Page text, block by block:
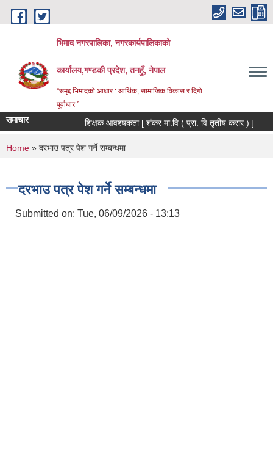
Skip to main content
भिमाद नगरपालिका, नगरकार्यपालिकाको
कार्यालय,गण्डकी प्रदेश, तनहुँ, नेपाल
“समृद्द भिमादको आधार : आर्थिक, सामाजिक विकास र दिगो
पूर्वाधार ”
समाचार शिक्षक आवश्यकता [ शंकर मा.वि ( प्रा. वि तृतीय करार ) ]
You are here
Home » दरभाउ पत्र पेश गर्ने सम्बन्धमा
दरभाउ पत्र पेश गर्ने सम्बन्धमा
Submitted on: Tue, 06/09/2026 - 13:13